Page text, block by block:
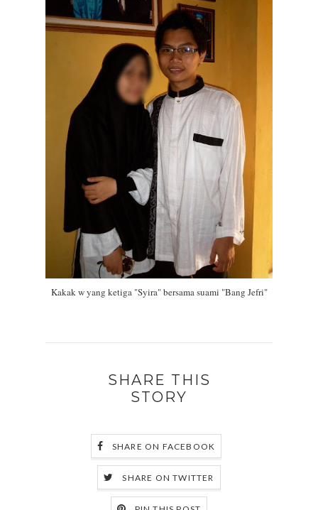
Kakak w yang ketiga "Syira" bersama suami "Bang Jefri"
SHARE THIS
STORY
SHARE ON FACEBOOK
SHARE ON TWITTER